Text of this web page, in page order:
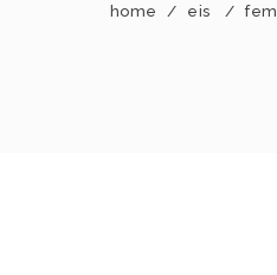
home / eis /